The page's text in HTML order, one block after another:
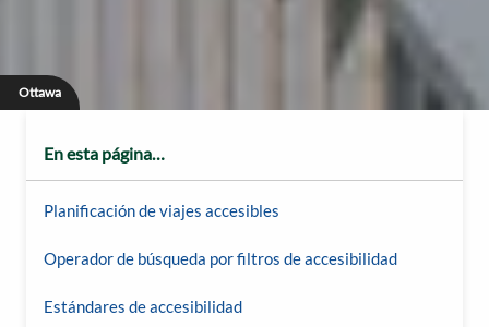
Ottawa
En esta página…
Planificación de viajes accesibles
Operador de búsqueda por filtros de accesibilidad
Estándares de accesibilidad